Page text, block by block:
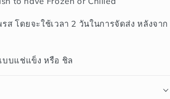
โดยจะใช้เวลา 2 วันในการจัดส่ง หลังจาก
บบแช่แข็ง หรือ ชิล